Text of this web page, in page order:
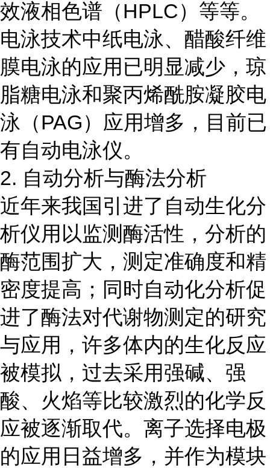
效液相色谱（HPLC）等等。
电泳技术中纸电泳、醋酸纤维
膜电泳的应用已明显减少，琼
脂糖电泳和聚丙烯酰胺凝胶电
泳（PAG）应用增多，目前已
有自动电泳仪。
2. 自动分析与酶法分析
近年来我国引进了自动生化分
析仪用以监测酶活性，分析的
酶范围扩大，测定准确度和精
密度提高；同时自动化分析促
进了酶法对代谢物测定的研究
与应用，许多体内的生化反应
被模拟，过去采用强碱、强
酸、火焰等比较激烈的化学反
应被逐渐取代。离子选择电极
的应用日益增多，并作为模块